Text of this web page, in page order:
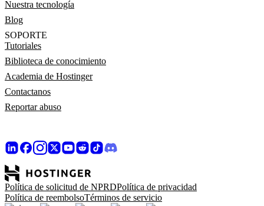
Nuestra tecnología
Blog
SOPORTE
Tutoriales
Biblioteca de conocimiento
Academia de Hostinger
Contactanos
Reportar abuso
Política de solicitud de NPRDPolítica de privacidad
Política de reembolsoTérminos de servicio